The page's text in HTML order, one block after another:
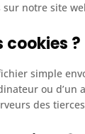
sur notre site
cookies ?
simple
ou d’un
des